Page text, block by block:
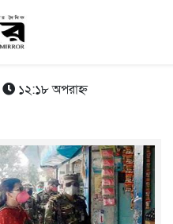
১২:১৮ অপরাহ্ন